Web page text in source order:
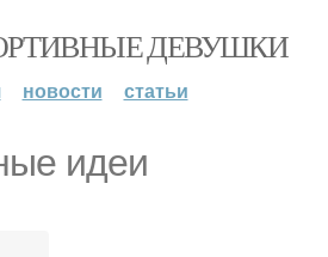
ДЕВУШКИ
новости статьи
идеи